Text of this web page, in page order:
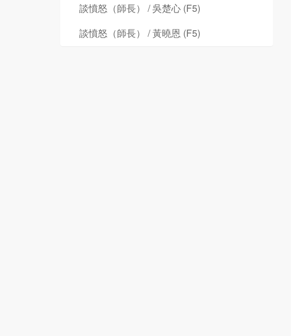
談憤怒（師長） / 吳楚心 (F5)
談憤怒（師長） / 黃曉恩 (F5)